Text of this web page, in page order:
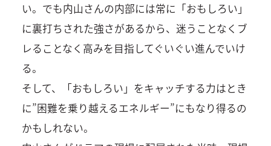
い。でも内山さんの内部には常に「おもしろい」
に裏打ちされた強さがあるから、迷うことなくブ
レることなく高みを目指してぐいぐい進んでいけ
る。
そして、「おもしろい」をキャッチする力はとき
に”困難を乗り越えるエネルギー”にもなり得るの
かもしれない。